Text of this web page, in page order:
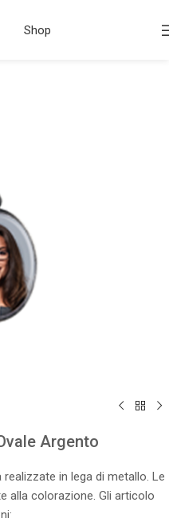
Shop
Argento
in lega di metallo. Le
alla colorazione. Gli articolo